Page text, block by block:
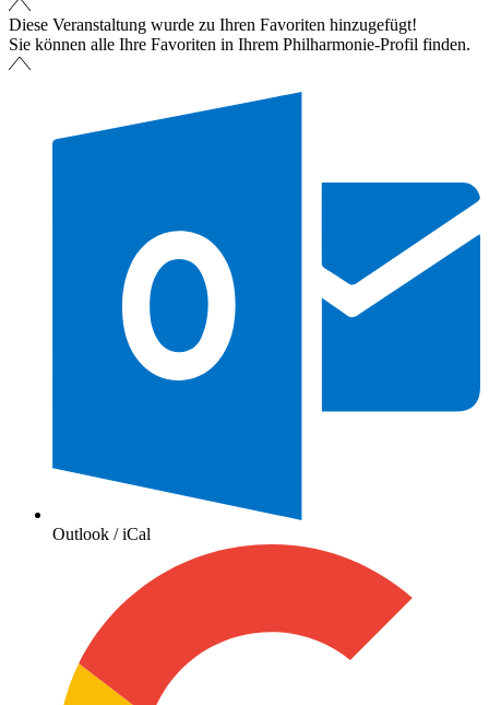
Diese Veranstaltung wurde zu Ihren Favoriten hinzugefügt!
Sie können alle Ihre Favoriten in Ihrem Philharmonie-Profil finden.
Outlook / iCal